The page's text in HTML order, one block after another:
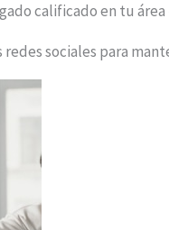
calificado en tu
sociales para